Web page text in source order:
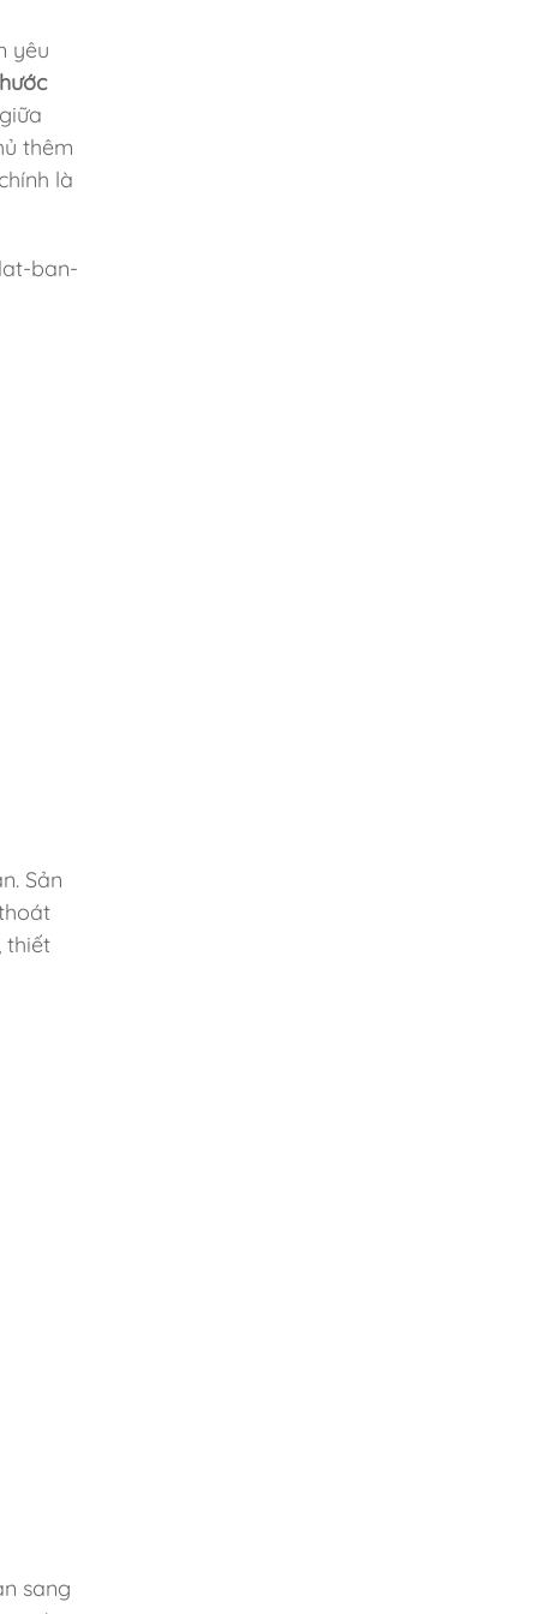
yêu
thêm
là
ban-
Sản
thiết
sang